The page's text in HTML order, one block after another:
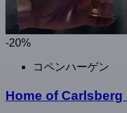
-20%
コペンハーゲン
Home of Carlsberg